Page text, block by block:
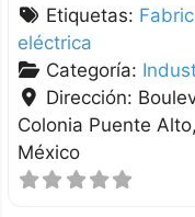
Etiquetas:
eléctrica
Categoría:
Dirección:
Colonia Puente
México